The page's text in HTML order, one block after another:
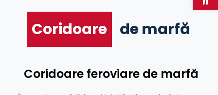
Coridoare de marfă
Coridoare feroviare de marfă